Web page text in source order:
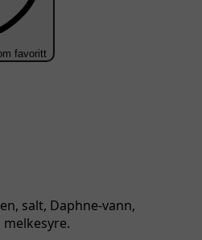
favoritt
salt, Daphne-vann,